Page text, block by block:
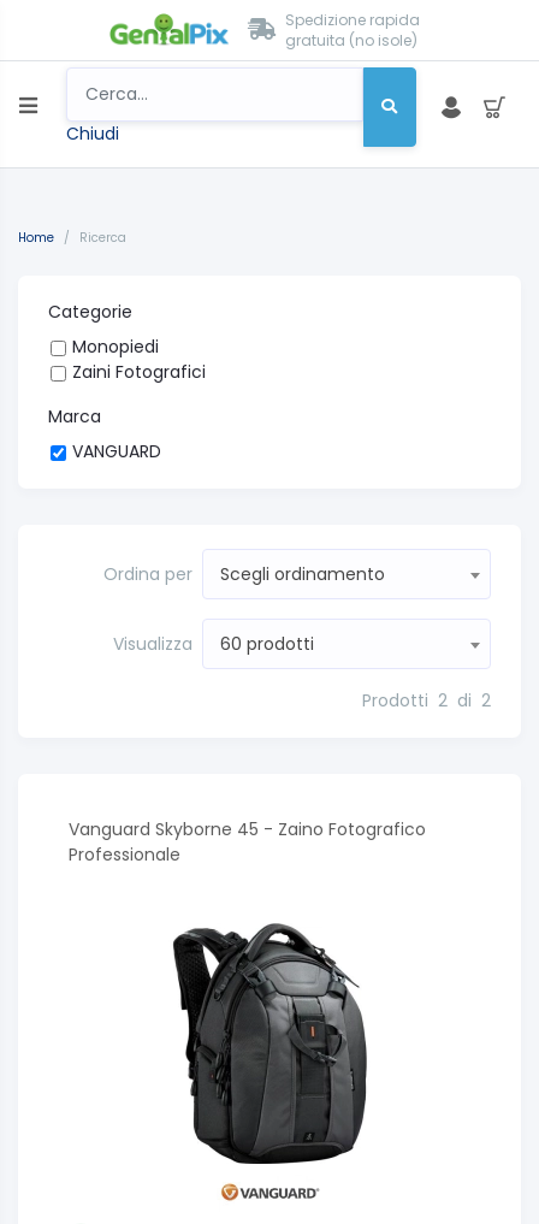
Spedizione rapida
gratuita (no isole)
Chiudi
Home / Ricerca
Categorie
Monopiedi
Zaini Fotografici
Marca
VANGUARD
Ordina per Scegli ordinamento
Visualizza 60 prodotti
Prodotti 2 di 2
Vanguard Skyborne 45 - Zaino Fotografico
Professionale